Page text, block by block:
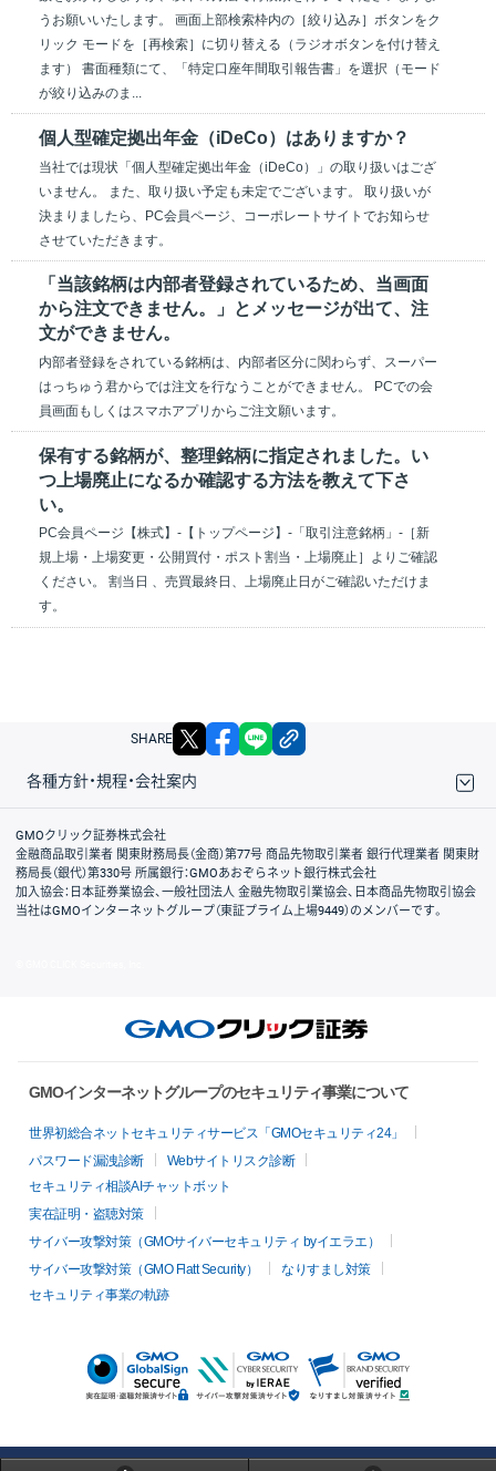
うお願いいたします。 画面上部検索枠内の［絞り込み］ボタンをク
リック モードを［再検索］に切り替える（ラジオボタンを付け替え
ます） 書面種類にて、「特定口座年間取引報告書」を選択（モード
が絞り込みのま...
個人型確定拠出年金（iDeCo）はありますか？
当社では現状「個人型確定拠出年金（iDeCo）」の取り扱いはござ
いません。 また、取り扱い予定も未定でございます。 取り扱いが
決まりましたら、PC会員ページ、コーポレートサイトでお知らせ
させていただきます。
「当該銘柄は内部者登録されているため、当画面
から注文できません。」とメッセージが出て、注
文ができません。
内部者登録をされている銘柄は、内部者区分に関わらず、スーパー
はっちゅう君からでは注文を行なうことができません。 PCでの会
員画面もしくはスマホアプリからご注文願います。
保有する銘柄が、整理銘柄に指定されました。い
つ上場廃止になるか確認する方法を教えて下さ
い。
PC会員ページ【株式】-【トップページ】-「取引注意銘柄」-［新
規上場・上場変更・公開買付・ポスト割当・上場廃止］よりご確認
ください。 割当日 、売買最終日、上場廃止日がご確認いただけま
す。
SHARE X facebook
各種方針・規程・会社案内
取引規程・約款
サイトマップ
その他のご案内
個人情報保護方針
最良執行方針
サイトのご利用について
ディスクレイマー
信託保全
リスク説明
会社案内
GMOクリック証券株式会社
金融商品取引業者 関東財務局長（金商）第77号 商品先物取引業者 銀行代理業者 関東財
務局長（銀代）第330号 所属銀行：GMOあおぞらネット銀行株式会社
加入協会：日本証券業協会、一般社団法人 金融先物取引業協会、日本商品先物取引協会
当社はGMOインターネットグループ（東証プライム上場9449）のメンバーです。
GMOインターネットグループのセキュリティ事業について
世界初総合ネットセキュリティサービス「GMOセキュリティ24」
パスワード漏洩診断
Webサイトリスク診断
セキュリティ相談AIチャットボット
実在証明・盗聴対策
サイバー攻撃対策（GMOサイバーセキュリティ byイエラエ）
サイバー攻撃対策（GMO Flatt Security）
なりすまし対策
セキュリティ事業の軌跡